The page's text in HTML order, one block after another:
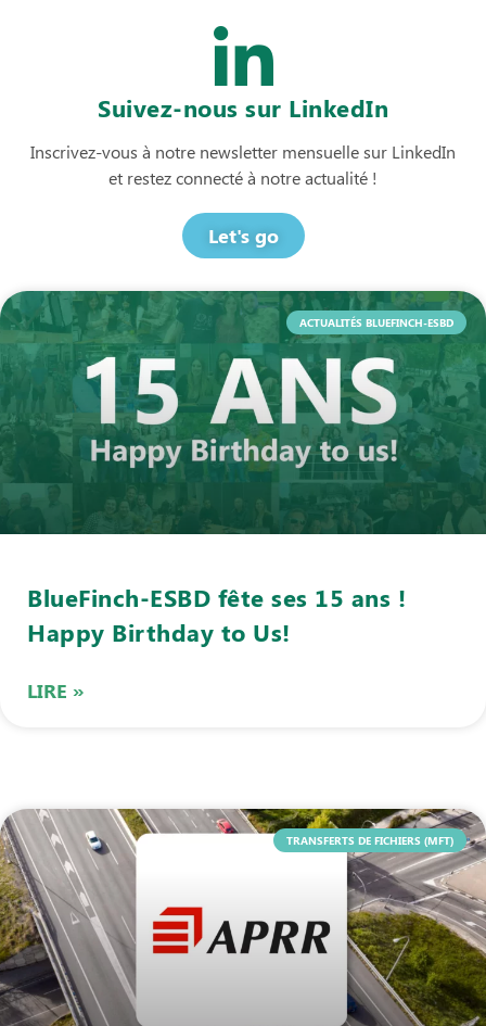
Suivez-nous sur LinkedIn
Inscrivez-vous à notre newsletter mensuelle sur LinkedIn
et restez connecté à notre actualité !
Let's go
ACTUALITÉS BLUEFINCH-ESBD
BlueFinch-ESBD fête ses 15 ans !
Happy Birthday to Us!
LIRE »
TRANSFERTS DE FICHIERS (MFT)